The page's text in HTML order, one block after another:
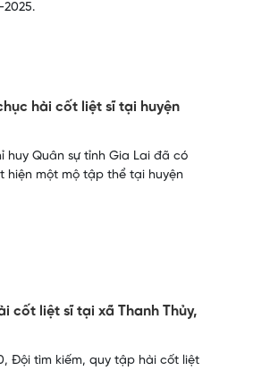
hài cốt liệt sĩ tại huyện
huy Quân sự tỉnh Gia Lai đã có
hiện một mộ tập thể tại huyện
cốt liệt sĩ tại xã Thanh Thủy,
Đội tìm kiếm, quy tập hài cốt liệt